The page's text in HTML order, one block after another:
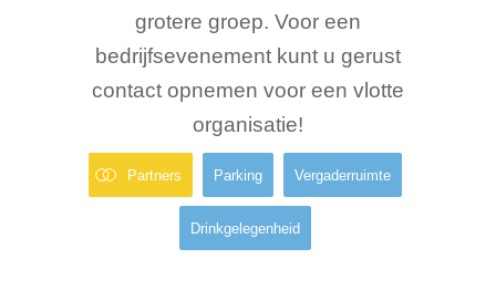
grotere groep. Voor een
bedrijfsevenement kunt u gerust
contact opnemen voor een vlotte
organisatie!
Partners Parking Vergaderruimte
Drinkgelegenheid